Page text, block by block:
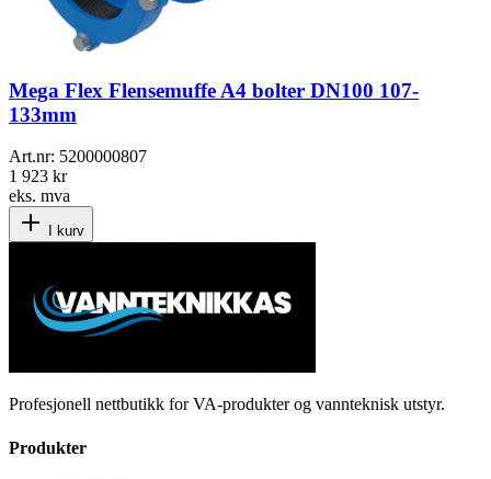
Mega Flex Flensemuffe A4 bolter DN100 107-
133mm
Art.nr: 5200000807
1 923 kr
eks. mva
I kurv
Profesjonell nettbutikk for VA-produkter og vannteknisk utstyr.
Produkter